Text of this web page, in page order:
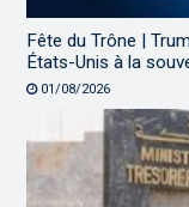
Fête du Trône |
États-Unis à la
01/08/2026